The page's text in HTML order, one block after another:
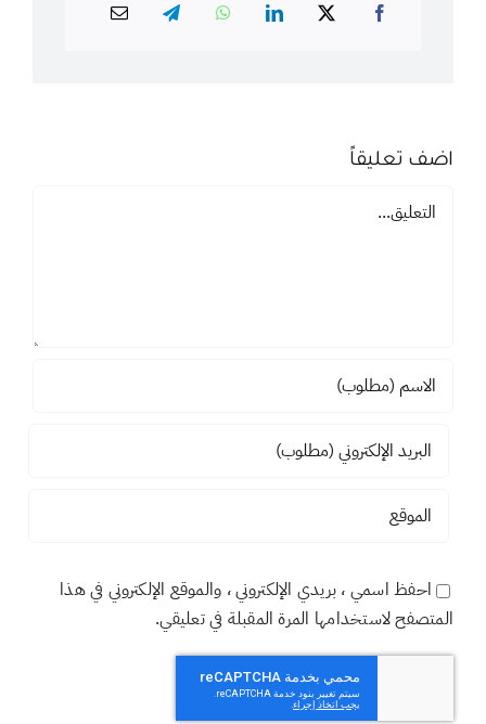
اضف تعليقاً
تعليق
احفظ اسمي ، بريدي الإلكتروني ، والموقع الإلكتروني في هذا
المتصفح لاستخدامها المرة المقبلة في تعليقي.